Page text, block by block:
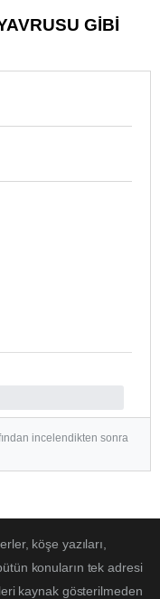
GİBİ
incelendikten sonra
köşe yazıları,
konuların tek adresi
kaynak gösterilmeden